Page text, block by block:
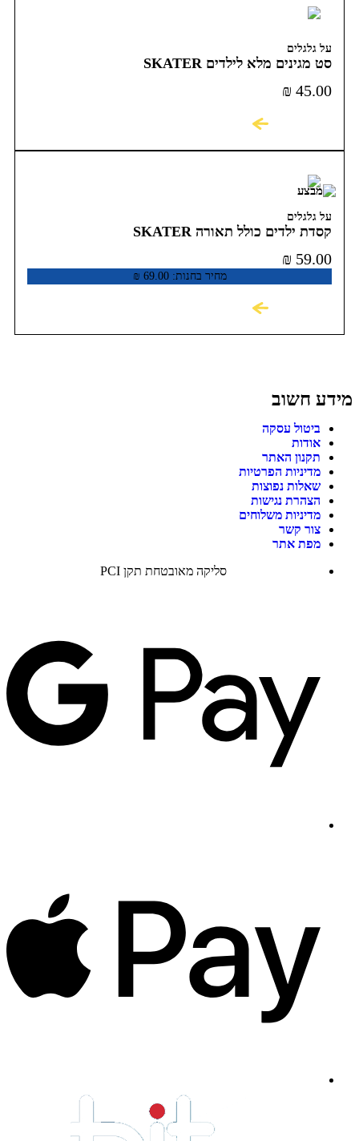
על גלגלים
סט מגינים מלא לילדים SKATER
₪ 45.00
על גלגלים
קסדת ילדים כולל תאורה SKATER
מחיר בחנות: ₪ 69.00
₪ 59.00
מידע חשוב
ביטול עסקה
אודות
תקנון האתר
מדיניות הפרטיות
שאלות נפוצות
הצהרת נגישות
מדיניות משלוחים
צור קשר
מפת אתר
סליקה מאובטחת תקן PCI